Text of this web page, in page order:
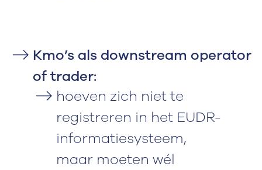
Kmo’s als downstream operator
of trader:
hoeven zich niet te
registreren in het EUDR-
informatiesysteem,
maar moeten wél